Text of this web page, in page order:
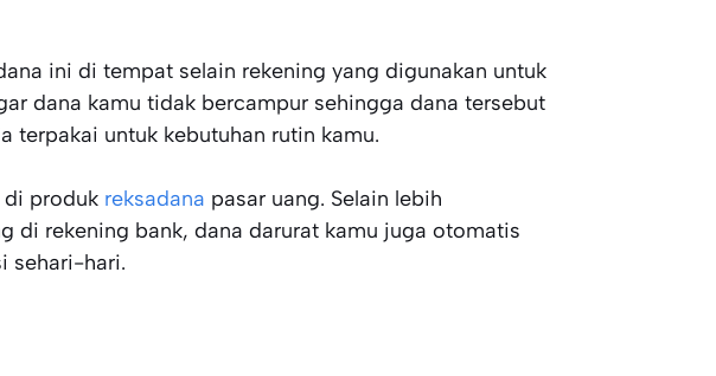
ini di tempat selain rekening yang digunakan untuk
dana kamu tidak bercampur sehingga dana tersebut
terpakai untuk kebutuhan rutin kamu.
di produk reksadana pasar uang. Selain lebih
di rekening bank, dana darurat kamu juga otomatis
sehari-hari.